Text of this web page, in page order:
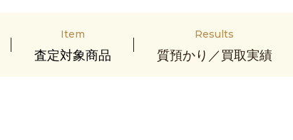
Item
査定対象商品
Results
質預かり／買取実績